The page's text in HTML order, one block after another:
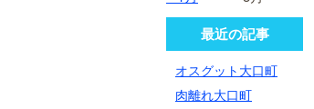
最近の記事
オスグット大口町
肉離れ大口町